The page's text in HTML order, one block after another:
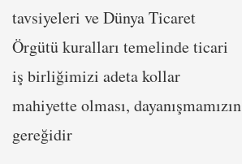
tavsiyeleri ve Dünya Ticaret
Örgütü kuralları temelinde ticari
iş birliğimizi adeta kollar
mahiyette olması, dayanışmamızın
gereğidir